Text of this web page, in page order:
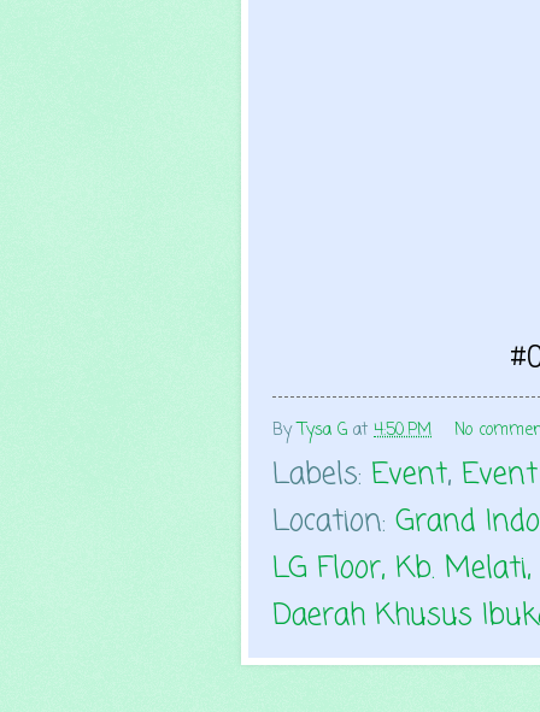
ByTysa G at 4:50 PM No
Labels: Event,
Location: Grand
LG Floor, Kb.
Daerah Khusus